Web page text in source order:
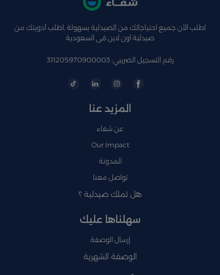
اطلب الآن جميع احتياجاتك من الصيدلية بسهولة ,اطلب أدويتك من
صيدلية اون لاين فى السعودية
رقم التسجيل الضريبي: 311205970900003
المزيد عنا
عن شفاء
Our Impact
المدونة
تواصل معنا
هل تملك صيدلية ؟
سهلناها عليك
إرسال الوصفة
الوصفة الشهرية